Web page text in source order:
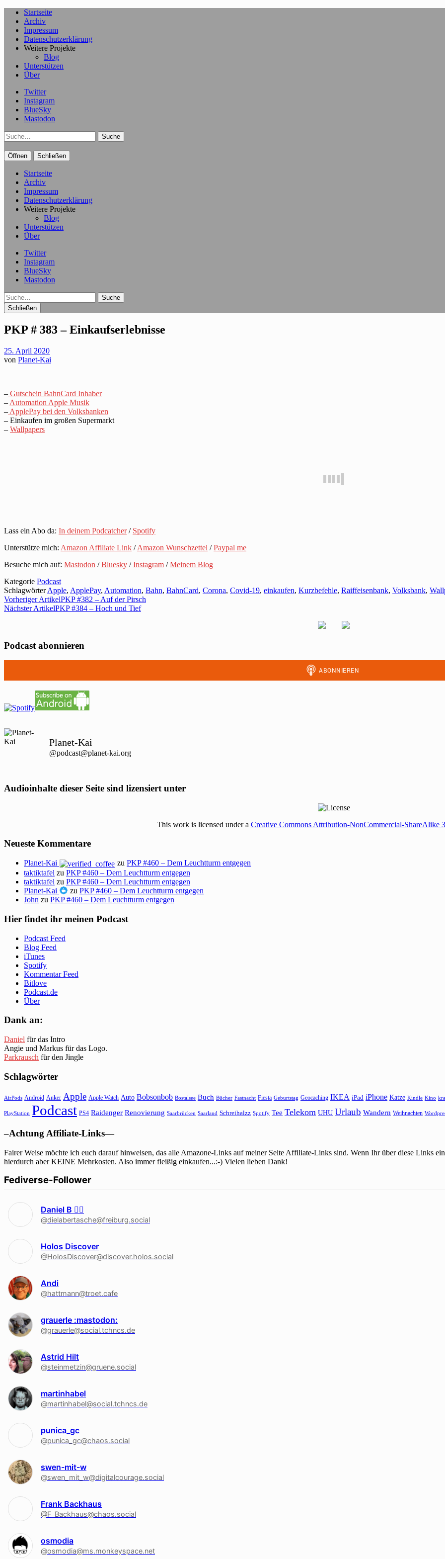
Startseite
Archiv
Impressum
Datenschutzerklärung
Weitere Projekte
Blog
Unterstützen
Über
Twitter
Instagram
BlueSky
Mastodon
Suche
Öffnen Schließen
Startseite
Archiv
Impressum
Datenschutzerklärung
Weitere Projekte
Blog
Unterstützen
Über
Twitter
Instagram
BlueSky
Mastodon
Suche
Schließen
PKP # 383 – Einkaufserlebnisse
25. April 2020
von Planet-Kai
– Gutschein BahnCard Inhaber
– Automation Apple Musik
– ApplePay bei den Volksbanken
– Einkaufen im großen Supermarkt
– Wallpapers
Lass ein Abo da: In deinem Podcatcher/ Spotify
Unterstütze mich: Amazon Affiliate Link /Amazon Wunschzettel /Paypal me
Besuche mich auf: Mastodon /Bluesky /Instagram /Meinem Blog
Kategorie Podcast
SchlagwörterApple, ApplePay, Automation, Bahn, BahnCard, Corona, Covid-19, einkaufen, Kurzbefehle, Raiffeisenbank, Volksbank,
Vorheriger ArtikelPKP #382 – Auf der Pirsch
Nächster ArtikelPKP #384 – Hoch und Tief
Podcast abonnieren
Planet-Kai
@podcast@planet-kai.org
Audioinhalte dieser Seite sind lizensiert unter
This work is licensed under a Creative Commons Attribution-NonCommercial-ShareAlike
Neueste Kommentare
Planet-Kai zuPKP #460 – Dem Leuchtturm entgegen
taktiktafel zu PKP #460 – Dem Leuchtturm entgegen
taktiktafel zu PKP #460 – Dem Leuchtturm entgegen
Planet-Kai
zuPKP #460 – Dem Leuchtturm entgegen
John zu PKP #460 – Dem Leuchtturm entgegen
Hier findet ihr meinen Podcast
Podcast Feed
Blog Feed
iTunes
Spotify
Kommentar Feed
Bitlove
Podcast.de
Über
Dank an:
Daniel für das Intro
Angie und Markus für das Logo.
Parkrausch für den Jingle
Schlagwörter
AirPods Android Anker Apple Apple Watch Auto Bobsonbob Bostalsee Buch Bücher Fastnacht Fiesta Geburtstag Geocaching IKEA iPad iPhone Katze Kindle Kino
PlayStation Podcast PS4 Raidenger Renovierung Saarbrücken Saarland Schreihalzz Spotify Tee Telekom UHU Urlaub Wandern Weihnachten
–Achtung Affiliate-Links—
Fairer Weise möchte ich euch darauf hinweisen, das alle Amazone-Links auf meiner Seite Affiliate-Links sind. Wenn Ihr über diese Links
hierdurch aber KEINE Mehrkosten. Also immer fleißig einkaufen...:-) Vielen lieben Dank!
Fediverse-Follower
Daniel B 🏳‍🌈
@dielabertasche@freiburg.social
Holos Discover
@HolosDiscover@discover.holos.social
Andi
@hattmann@troet.cafe
grauerle :mastodon:
@grauerle@social.tchncs.de
Astrid Hilt
@steinmetzin@gruene.social
martinhabel
@martinhabel@social.tchncs.de
punica_gc
@punica_gc@chaos.social
swen-mit-w
@swen_mit_w@digitalcourage.social
Frank Backhaus
@F_Backhaus@chaos.social
osmodia
@osmodia@ms.monkeyspace.net